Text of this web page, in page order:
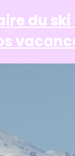
du ski